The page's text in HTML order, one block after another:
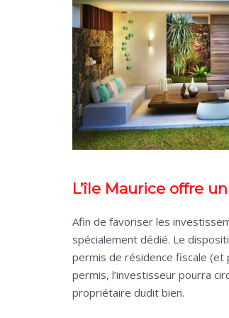
L’île Maurice offre
Afin de favoriser les
spécialement dédié. Le
permis de résidence fiscale (et
permis, l’investisseur pourra
propriétaire dudit bien.